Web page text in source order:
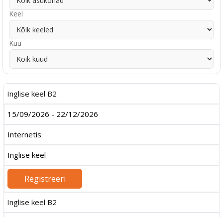
Keel
Kuu
Inglise keel B2
15/09/2026 - 22/12/2026
Internetis
Inglise keel
Registreeri
Inglise keel B2